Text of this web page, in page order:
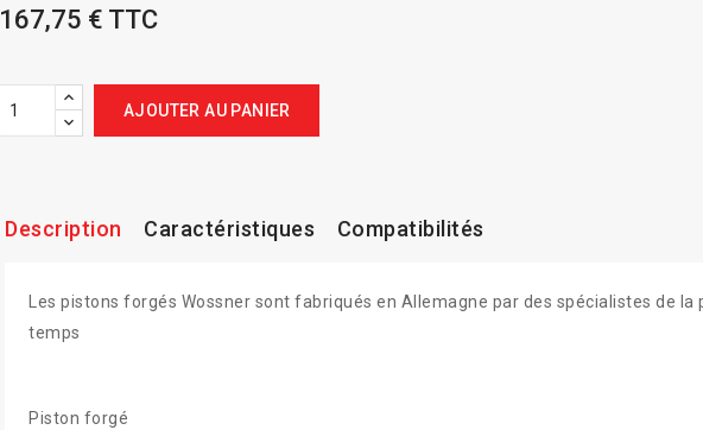
167,75 € TTC
AJOUTER AU PANIER
Description Caractéristiques Compatibilités
Les pistons forgés Wossner sont fabriqués en Allemagne par des spécialistes de
temps
Piston forgé